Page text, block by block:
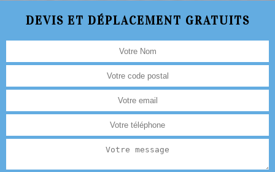
DEVIS ET DÉPLACEMENT GRATUITS